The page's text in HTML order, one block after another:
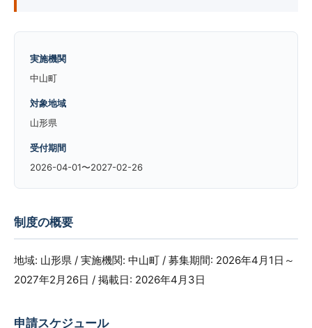
実施機関
中山町
対象地域
山形県
受付期間
2026-04-01〜2027-02-26
制度の概要
地域: 山形県 / 実施機関: 中山町 / 募集期間: 2026年4月1日～
2027年2月26日 / 掲載日: 2026年4月3日
申請スケジュール